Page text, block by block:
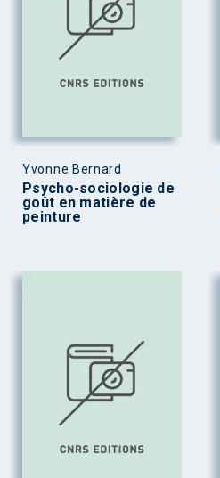
Yvonne Bernard
Psycho-sociologie de
goût en matière de
peinture